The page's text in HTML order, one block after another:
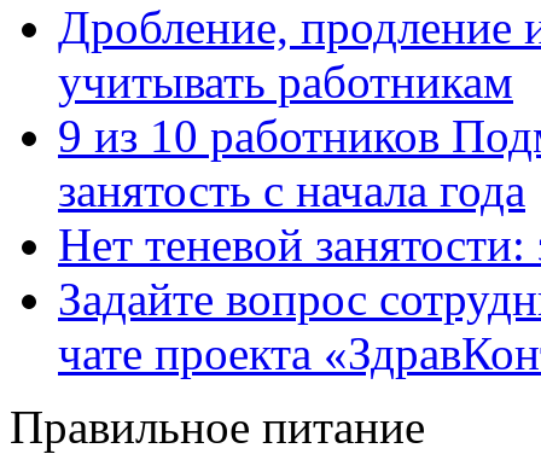
Дробление, продление
учитывать работникам
9 из 10 работников
занятость с начала года
Нет теневой
Задайте вопрос
чате проекта
Правильное питание